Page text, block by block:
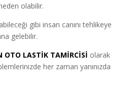
olabilir.
gibi insan canını tehlikeye
gelebilir.
OTO LASTİK TAMİRCİSİ olarak
her zaman yanınızda